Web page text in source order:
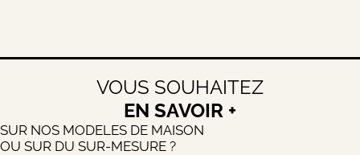
VOUS SOUHAITEZ
EN SAVOIR +
SUR NOS MODELES DE MAISON
OU SUR DU SUR-MESURE ?